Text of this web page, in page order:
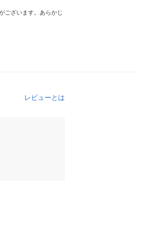
ございます。あらかじ
レビューとは